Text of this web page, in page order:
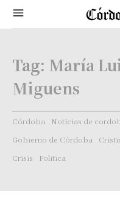
Tag: María
Miguens
Córdoba Noticias de
Gobierno de Córdoba
Crisis
Politica